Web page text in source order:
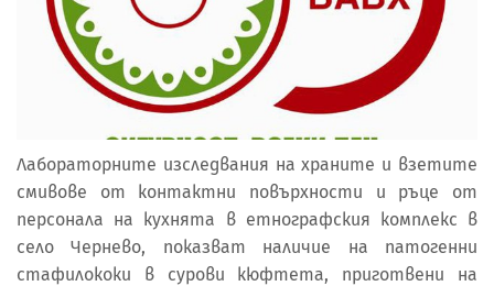
Лабораторните изследвания на храните и взетите
смивове от контактни повърхности и ръце от
персонала на кухнята в етнографския комплекс в
село Чернево, показват наличие на патогенни
стафилококи в сурови кюфтета, приготвени на